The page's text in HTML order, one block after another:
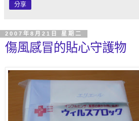
分享
2007年8月21日 星期二
傷風感冒的貼心守護物